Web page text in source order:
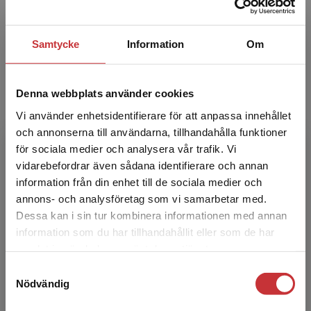
Samtycke Information Om
Denna webbplats använder cookies
Vi använder enhetsidentifierare för att anpassa innehållet
och annonserna till användarna, tillhandahålla funktioner
för sociala medier och analysera vår trafik. Vi
vidarebefordrar även sådana identifierare och annan
information från din enhet till de sociala medier och
annons- och analysföretag som vi samarbetar med.
Dessa kan i sin tur kombinera informationen med annan
information som du har tillhandahållit eller som de har
Nödvändig
Begränsad fraktregion
Det verkar som att du besöker
studentlitteratur.se via en enhet utanför Sverige.
Vi erbjuder inte leveranser utanför Sverige. För
att kunna slutföra ett köp måste
Helena Wigert, professor, barnsjuksköterska,
Göteborgs universitet, Drottning Silvias
Göteborg. Hen...
Charlotte Angelhoff
med inriktning mot hälso- och sjukvård för barn